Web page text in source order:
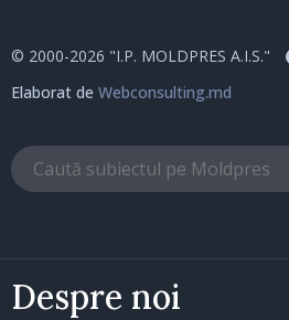
Despre noi
© 2000-2026 "I.P. MOLDPRES A.I.S."
Elaborat de Webconsulting.md